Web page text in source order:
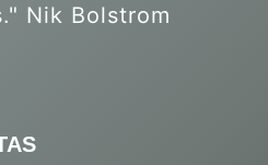
Nik Bolstrom